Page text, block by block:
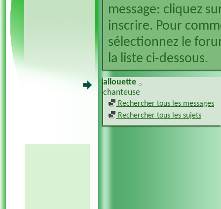
message: cliquez
inscrire. Pour
sélectionnez le
la liste ci-dessous.
allouette
chanteuse
Rechercher tous les messages
Rechercher tous les sujets